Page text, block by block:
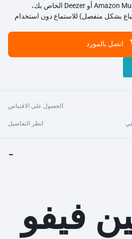
من حساب Spotify® أو Amazon Music أو Deezer الخاص بك،
بشكل منفصل) للاستماع دون استخدام
الممتعةمباشرة على شاشة الساعة، بما
القلب واليوجا والبيلاتس.
اتصل بالمورد
الحصول على الاقتباس
انظر التفاصيل
فيفو